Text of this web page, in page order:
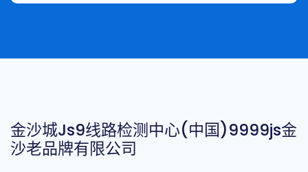
金沙城js9线路检测中心(中国)9999js金
沙老品牌有限公司